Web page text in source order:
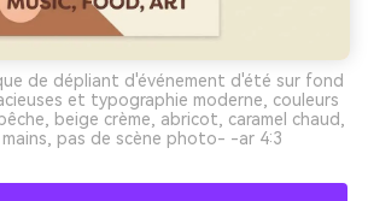
de dépliant d'événement d'été sur fond
et typographie moderne, couleurs
beige crème, abricot, caramel chaud,
pas de scène photo- -ar 4:3